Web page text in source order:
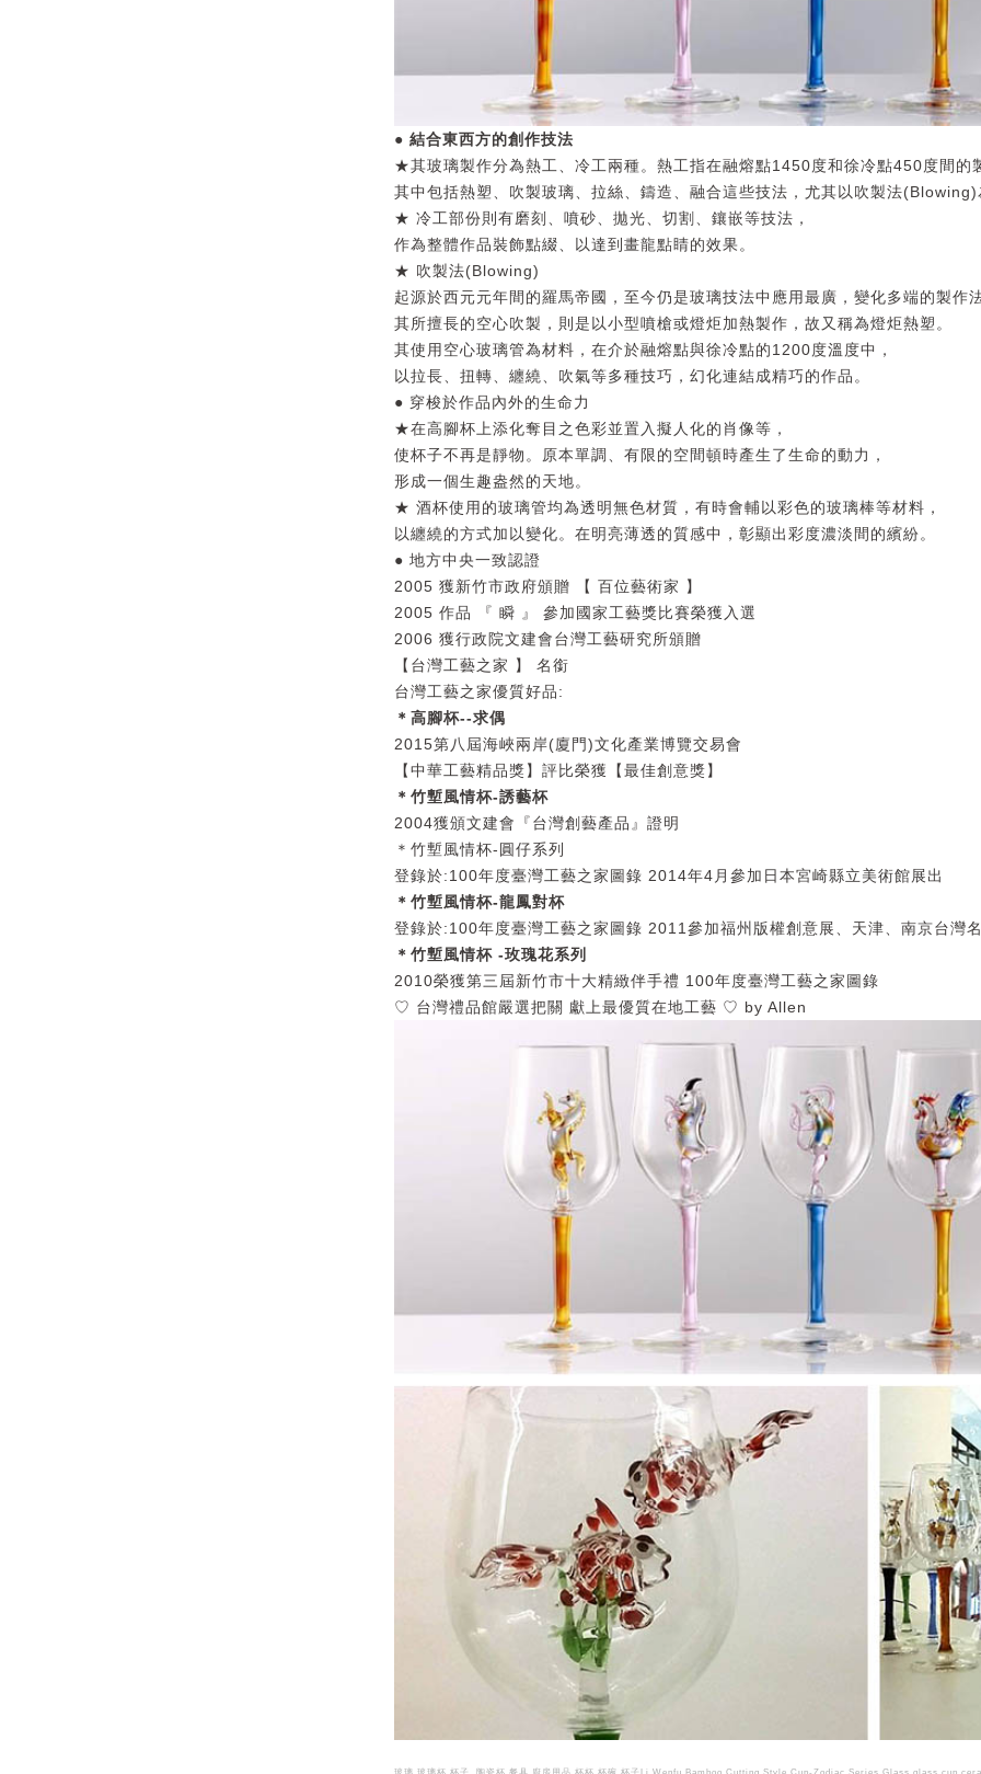
● 結合東西方的創作技法
★其玻璃製作分為熱工、冷工兩種。熱工指在融熔點1450度和徐冷點450度間的
其中包括熱塑、吹製玻璃、拉絲、鑄造、融合這些技法，尤其以吹製法(Blowing)
★ 冷工部份則有磨刻、噴砂、拋光、切割、鑲嵌等技法，
作為整體作品裝飾點綴、以達到畫龍點睛的效果。
★ 吹製法(Blowing)
起源於西元元年間的羅馬帝國，至今仍是玻璃技法中應用最廣，變化多端的製作
其所擅長的空心吹製，則是以小型噴槍或燈炬加熱製作，故又稱為燈炬熱塑。
其使用空心玻璃管為材料，在介於融熔點與徐冷點的1200度溫度中，
以拉長、扭轉、纏繞、吹氣等多種技巧，幻化連結成精巧的作品。
● 穿梭於作品內外的生命力
★在高腳杯上添化奪目之色彩並置入擬人化的肖像等，
使杯子不再是靜物。原本單調、有限的空間頓時產生了生命的動力，
形成一個生趣盎然的天地。
★ 酒杯使用的玻璃管均為透明無色材質，有時會輔以彩色的玻璃棒等材料，
以纏繞的方式加以變化。在明亮薄透的質感中，彰顯出彩度濃淡間的繽紛。
● 地方中央一致認證
2005 獲新竹市政府頒贈 【 百位藝術家 】
2005 作品 『 瞬 』 參加國家工藝獎比賽榮獲入選
2006 獲行政院文建會台灣工藝研究所頒贈
【台灣工藝之家 】 名銜
台灣工藝之家優質好品:
＊高腳杯--求偶
2015第八屆海峽兩岸(廈門)文化產業博覽交易會
【中華工藝精品獎】評比榮獲【最佳創意獎】
＊竹塹風情杯-誘藝杯
2004獲頒文建會『台灣創藝產品』證明
＊竹塹風情杯-圓仔系列
登錄於:100年度臺灣工藝之家圖錄 2014年4月參加日本宮崎縣立美術館展出
＊竹塹風情杯-龍鳳對杯
登錄於:100年度臺灣工藝之家圖錄 2011參加福州版權創意展、天津、南京台灣
＊竹塹風情杯 -玫瑰花系列
2010榮獲第三屆新竹市十大精緻伴手禮 100年度臺灣工藝之家圖錄
♡ 台灣禮品館嚴選把關 獻上最優質在地工藝 ♡ by Allen